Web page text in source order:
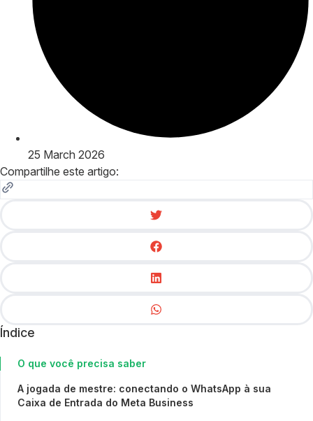
25 March 2026
Compartilhe este artigo:
Índice
O que você precisa saber
A jogada de mestre: conectando o WhatsApp à sua
Caixa de Entrada do Meta Business